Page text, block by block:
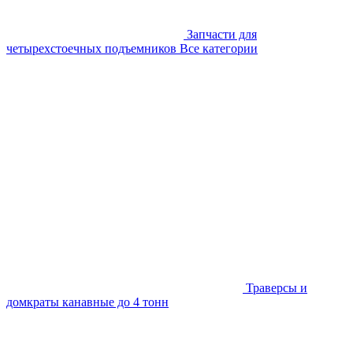
Запчасти для
четырехстоечных подъемников Все категории
Траверсы и
домкраты канавные до 4 тонн